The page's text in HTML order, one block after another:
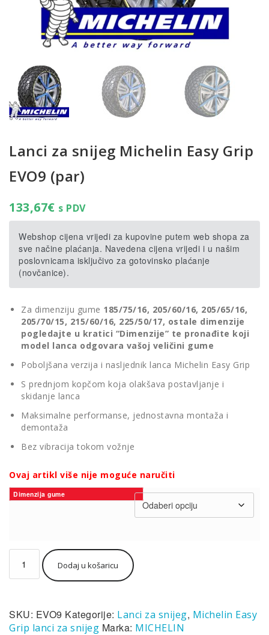
Lanci za snijeg Michelin Easy Grip
EVO9 (par)
133,67€ s PDV
Webshop cijena vrijedi za kupovine putem web shopa za
sve načine plaćanja. Navedena cijena vrijedi i u našim
poslovnicama isključivo za gotovinsko plaćanje
(novčanice).
Za dimenziju gume 185/75/16, 205/60/16, 205/65/16,
205/70/15, 215/60/16, 225/50/17, ostale dimenzije
pogledajte u kratici “Dimenzije” te pronađite koji
model lanca odgovara vašoj veličini gume
Poboljšana verzija i nasljednik lanca Michelin Easy Grip
S prednjom kopčom koja olakšava postavljanje i
skidanje lanca
Maksimalne performanse, jednostavna montaža i
demontaža
Bez vibracija tokom vožnje
Ovaj artikl više nije moguće naručiti
Dimenzija gume
Lanci
snijeg
Grip
EVO9
Dodaj u košaricu
SKU: EVO9 Kategorije: Lanci za snijeg, Michelin Easy
Grip lanci za snijeg Marka: MICHELIN